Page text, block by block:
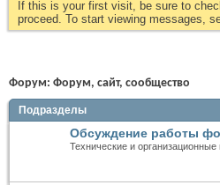
If this is your first visit, be sure to
proceed. To start viewing messages,
Форум: Форум, сайт, сообщество
Подразделы
Обсуждение работы
Технические и